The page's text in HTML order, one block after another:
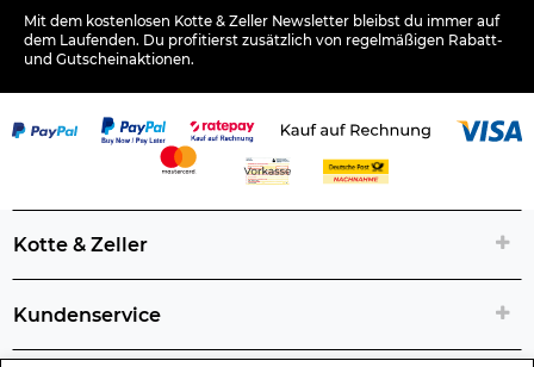
Mit dem kostenlosen Kotte & Zeller Newsletter bleibst du immer auf
dem Laufenden. Du profitierst zusätzlich von regelmäßigen Rabatt-
und Gutscheinaktionen.
Kotte & Zeller
Kundenservice